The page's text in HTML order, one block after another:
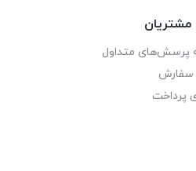
پرسش‌های متداول
سفارش
پرداخت